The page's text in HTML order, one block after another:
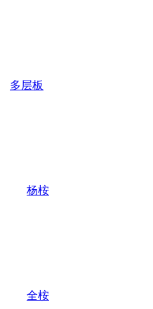
多层板
杨桉
全桉